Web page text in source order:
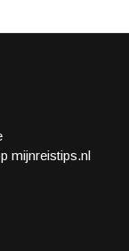
mijnreistips.nl